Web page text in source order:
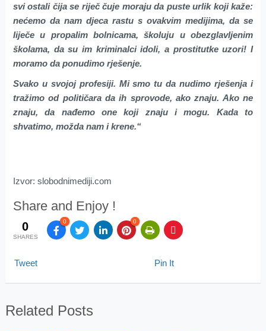
svi ostali čija se riječ čuje moraju da puste urlik koji kaže:
nećemo da nam djeca rastu s ovakvim medijima, da se
liječe u propalim bolnicama, školuju u obezglavljenim
školama, da su im kriminalci idoli, a prostitutke uzori! I
moramo da ponudimo rješenje.
Svako u svojoj profesiji. Mi smo tu da nudimo rješenja i
tražimo od političara da ih sprovode, ako znaju. Ako ne
znaju, da nađemo one koji znaju i mogu. Kada to
shvatimo, možda nam i krene.“
Izvor: slobodnimediji.com
Share and Enjoy !
0
SHARES
0 0
Tweet Pin It
Related Posts